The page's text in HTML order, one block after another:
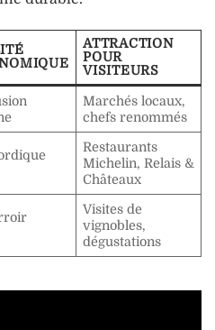
ATTRACTION
POUR
VISITEURS
Marchés locaux,
chefs renommés
Restaurants
Michelin, Relais &
Châteaux
Visites de
vignobles,
dégustations